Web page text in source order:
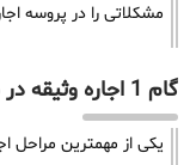
مشکلاتی را در پروسه
گام 1 اجاره وثیقه در مراوه (عقد قرارداد)
یکی از مهمترین مراحل